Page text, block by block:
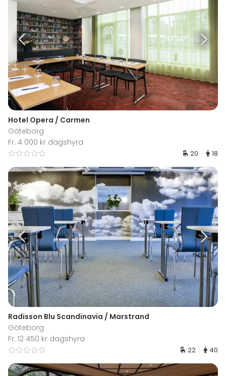
Hotel Opera / Carmen
Göteborg
Fr. 4 000 kr dagshyra
20 18
Radisson Blu Scandinavia / Marstrand
Göteborg
Fr. 12 450 kr dagshyra
22 40